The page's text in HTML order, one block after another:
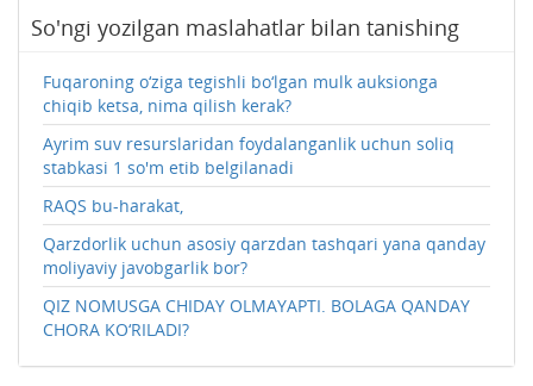
So'ngi yozilgan maslahatlar bilan tanishing
Fuqaroning o‘ziga tegishli bo‘lgan mulk auksionga
chiqib ketsa, nima qilish kerak?
Ayrim suv resurslaridan foydalanganlik uchun soliq
stabkasi 1 so'm etib belgilanadi
RAQS bu-harakat,
Qarzdorlik uchun asosiy qarzdan tashqari yana qanday
moliyaviy javobgarlik bor?
QIZ NOMUSGA CHIDAY OLMAYAPTI. BOLAGA QANDAY
CHORA KO‘RILADI?